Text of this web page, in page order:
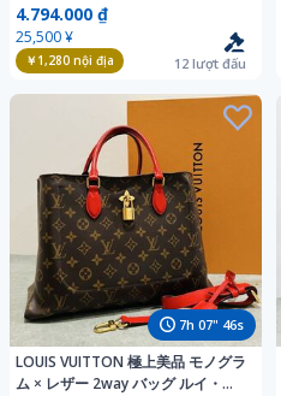
ティリアンレッド
4.794.000 ₫
25,500 ¥
￥1,280nội địa 12 lượt đấu
7h 07" 45s
LOUIS VUITTON 極上美品 モノグラ
ム × レザー 2way バッグ ルイ・ヴ